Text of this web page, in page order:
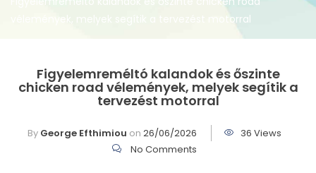
vélemények, melyek segítik a tervezést motorral
Figyelemreméltó kalandok és őszinte
chicken road vélemények, melyek segítik a
tervezést motorral
By George Efthimiou on 26/06/2026
36 Views
No Comments